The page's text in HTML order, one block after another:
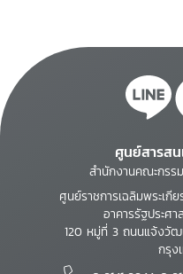
ศูนย์สารส
สำนักงานคณะกรร
ศูนย์ราชการเฉลิมพระเ
อาคารรัฐประศ
120 หมู่ที่ 3 ถนนแจ้งวั
กรุง